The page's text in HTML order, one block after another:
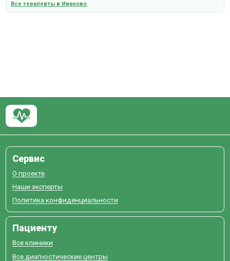
Все терапевты в Иваново
Сервис
О проекте
Наши эксперты
Политика конфиденциальности
Пациенту
Все клиники
Все диагностические центры